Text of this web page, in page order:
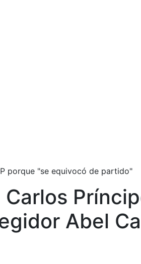
porque "se equivocó de partido"
Abel